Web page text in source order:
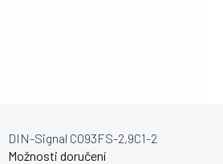
Možnosti doručení
DIN-Signal C093FS-2,9C1-2